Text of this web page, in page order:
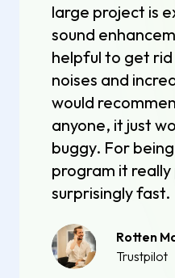
large project is
sound
helpful to get
noises and
would
anyone, it just
buggy. For
program it really
surprisingly fast.
Rotten
Trustpilot